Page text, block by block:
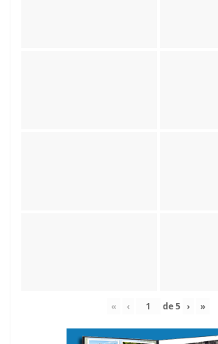
« ‹ de5 › »